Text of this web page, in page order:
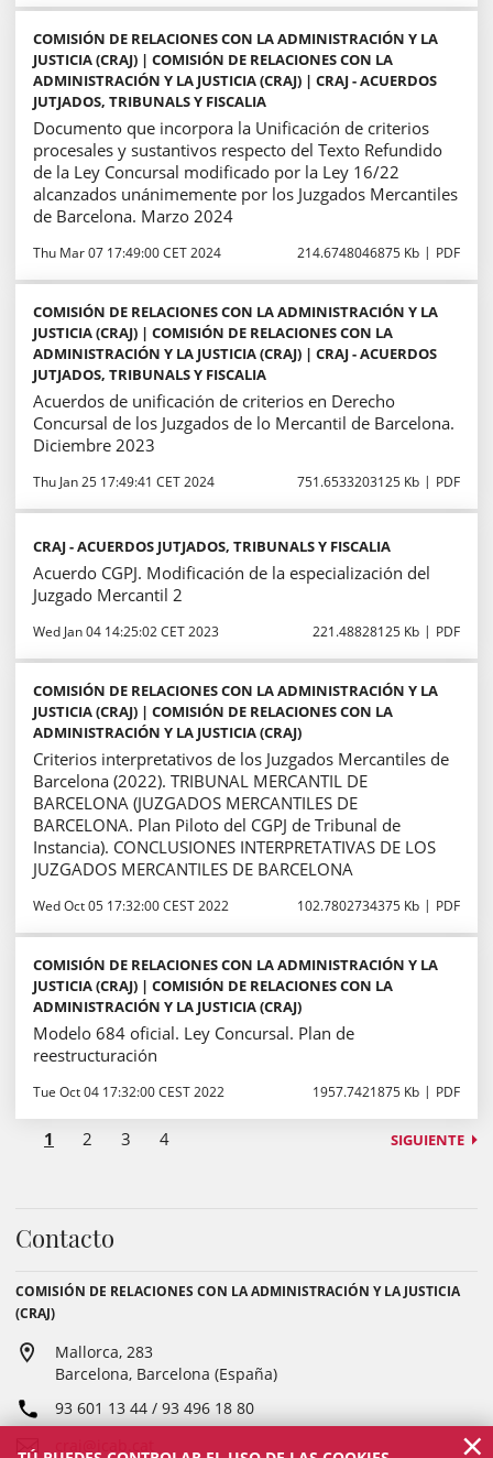
COMISIÓN DE RELACIONES CON LA ADMINISTRACIÓN Y LA
JUSTICIA (CRAJ) | COMISIÓN DE RELACIONES CON LA
ADMINISTRACIÓN Y LA JUSTICIA (CRAJ) | CRAJ - ACUERDOS
JUTJADOS, TRIBUNALS Y FISCALIA
Documento que incorpora la Unificación de criterios
procesales y sustantivos respecto del Texto Refundido
de la Ley Concursal modificado por la Ley 16/22
alcanzados unánimemente por los Juzgados Mercantiles
de Barcelona. Marzo 2024
Thu Mar 07 17:49:00 CET 2024 214.6748046875 Kb PDF
COMISIÓN DE RELACIONES CON LA ADMINISTRACIÓN Y LA
JUSTICIA (CRAJ) | COMISIÓN DE RELACIONES CON LA
ADMINISTRACIÓN Y LA JUSTICIA (CRAJ) | CRAJ - ACUERDOS
JUTJADOS, TRIBUNALS Y FISCALIA
Acuerdos de unificación de criterios en Derecho
Concursal de los Juzgados de lo Mercantil de Barcelona.
Diciembre 2023
Thu Jan 25 17:49:41 CET 2024 751.6533203125 Kb PDF
CRAJ - ACUERDOS JUTJADOS, TRIBUNALS Y FISCALIA
Acuerdo CGPJ. Modificación de la especialización del
Juzgado Mercantil 2
Wed Jan 04 14:25:02 CET 2023 221.48828125 Kb PDF
COMISIÓN DE RELACIONES CON LA ADMINISTRACIÓN Y LA
JUSTICIA (CRAJ) | COMISIÓN DE RELACIONES CON LA
ADMINISTRACIÓN Y LA JUSTICIA (CRAJ)
Criterios interpretativos de los Juzgados Mercantiles de
Barcelona (2022). TRIBUNAL MERCANTIL DE
BARCELONA (JUZGADOS MERCANTILES DE
BARCELONA. Plan Piloto del CGPJ de Tribunal de
Instancia). CONCLUSIONES INTERPRETATIVAS DE LOS
JUZGADOS MERCANTILES DE BARCELONA
Wed Oct 05 17:32:00 CEST 2022 102.7802734375 Kb PDF
COMISIÓN DE RELACIONES CON LA ADMINISTRACIÓN Y LA
JUSTICIA (CRAJ) | COMISIÓN DE RELACIONES CON LA
ADMINISTRACIÓN Y LA JUSTICIA (CRAJ)
Modelo 684 oficial. Ley Concursal. Plan de
reestructuración
Tue Oct 04 17:32:00 CEST 2022 1957.7421875 Kb PDF
1 2 3 4 SIGUIENTE
Contacto
COMISIÓN DE RELACIONES CON LA ADMINISTRACIÓN Y LA JUSTICIA
(CRAJ)
Mallorca, 283
Barcelona, Barcelona (España)
93 601 13 44 / 93 496 18 80
×